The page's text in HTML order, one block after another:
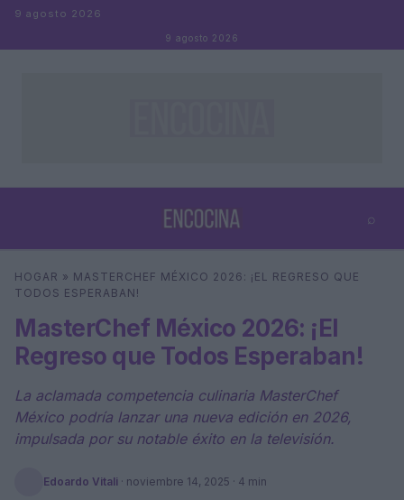
Saltar al contenido
9 agosto 2026
9 agosto 2026
⌕
Buscar ⌕
HOGAR » MASTERCHEF MÉXICO 2026: ¡EL REGRESO QUE
TODOS ESPERABAN!
MasterChef México 2026: ¡El
Regreso que Todos Esperaban!
La aclamada competencia culinaria MasterChef
México podría lanzar una nueva edición en 2026,
impulsada por su notable éxito en la televisión.
Edoardo Vitali · noviembre 14, 2025 · 4 min